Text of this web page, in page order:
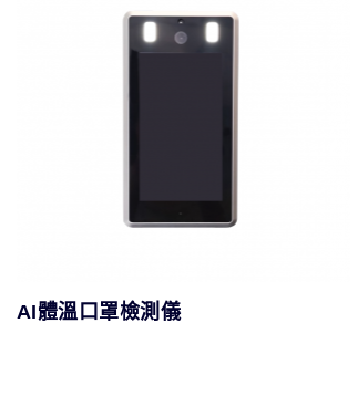
AI體溫口罩檢測儀